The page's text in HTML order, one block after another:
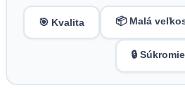
🎯 Kvalita 📦 Malá
🔒 Súkromie